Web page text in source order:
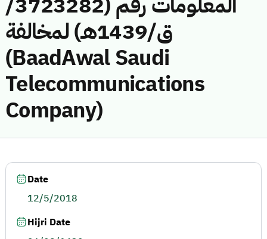
ق/1439هـ) لمخالفة
(BaadAwal Saudi
Telecommunications
Company)
Date
12/5/2018
Hijri Date